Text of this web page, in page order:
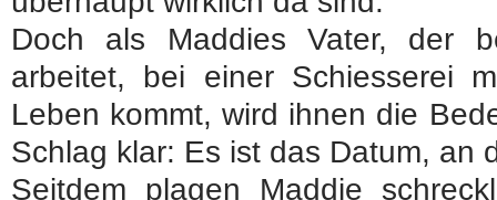
Doch als Maddies Vater, der
arbeitet, bei einer Schiesserei
Leben kommt, wird ihnen die
Schlag klar: Es ist das Datum, an
Seitdem plagen Maddie